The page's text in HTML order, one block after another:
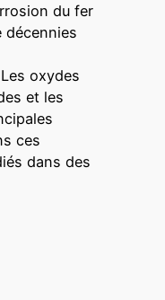
du fer
décennies
oxydes
et les
ces
dans des